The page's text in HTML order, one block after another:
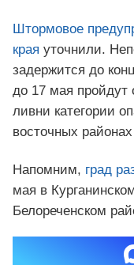
Штормовое
края уточнили.
задержится до
до 17 мая
ливни категории
восточных
Напомним, град
мая в
Белореченском